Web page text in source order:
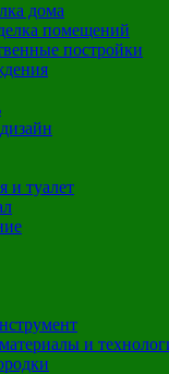
дома
помещений
постройки
и туалет
и